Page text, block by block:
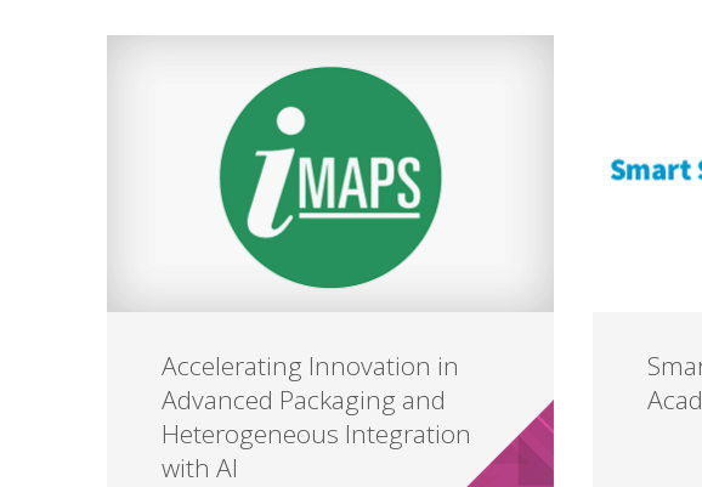
Accelerating Innovation in
Advanced Packaging and
Heterogeneous Integration
with AI